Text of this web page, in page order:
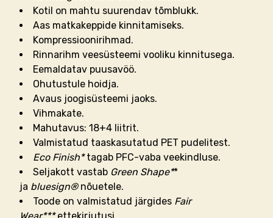
Kotil on mahtu suurendav tõmblukk.
Aas matkakeppide kinnitamiseks.
Kompressioonirihmad.
Rinnarihm veesüsteemi vooliku kinnitusega.
Eemaldatav puusavöö.
Ohutustule hoidja.
Avaus joogisüsteemi jaoks.
Vihmakate.
Mahutavus: 18+4 liitrit.
Valmistatud taaskasutatud PET pudelitest.
Eco Finish*tagab PFC-vaba veekindluse.
Seljakott vastab Green Shape**
ja bluesign®nõuetele.
Toode on valmistatud järgides Fair